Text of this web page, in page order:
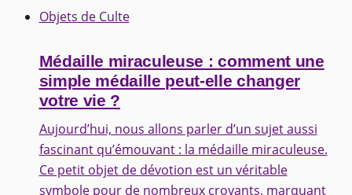
Objets de Culte
Médaille miraculeuse : comment une
simple médaille peut-elle changer
votre vie ?
Aujourd’hui, nous allons parler d’un sujet aussi
fascinant qu’émouvant : la médaille miraculeuse.
Ce petit objet de dévotion est un véritable
symbole pour de nombreux croyants, marquant